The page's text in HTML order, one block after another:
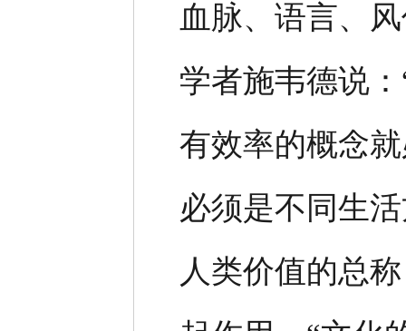
血脉、语言、
学者施韦德说
有效率的概念
必须是不同生
人类价值的总